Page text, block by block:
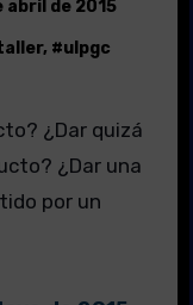
abril de 2015
, #ulpgc
¿Dar quizá
¿Dar una
por un